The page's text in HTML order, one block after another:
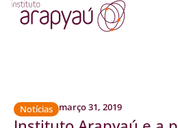
Notícias março 31, 2019